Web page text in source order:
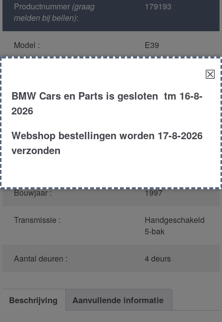
Productnummer(graag
melden bij bellen):
179193
Model : E39
Carroserie :
Motor type : 206s3 m52
Bouwjaar : 1997
Transmissie :
Handgeschakeld
5-bak
Aantal deuren : 4 deurs
Beschrijving Aanvullende informatie
☒
BMW Cars en Parts is gesloten tm 16-8-
2026
Webshop bestellingen worden 17-8-2026
verzonden